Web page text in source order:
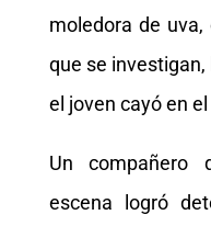
moledora de
que se
el joven cayó en
Un compañero
escena logró